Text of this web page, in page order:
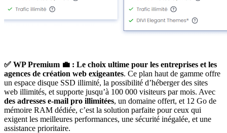
✅ WP Premium 💼 : Le choix ultime pour les entreprises et les
agences de création web exigeantes. Ce plan haut de gamme offre
un espace disque SSD illimité, la possibilité d’héberger des sites
web illimités, et supporte jusqu’à 100 000 visiteurs par mois. Avec
des adresses e-mail pro illimitées, un domaine offert, et 12 Go de
mémoire RAM dédiée, c’est la solution parfaite pour ceux qui
exigent les meilleures performances, une sécurité inégalée, et une
assistance prioritaire.